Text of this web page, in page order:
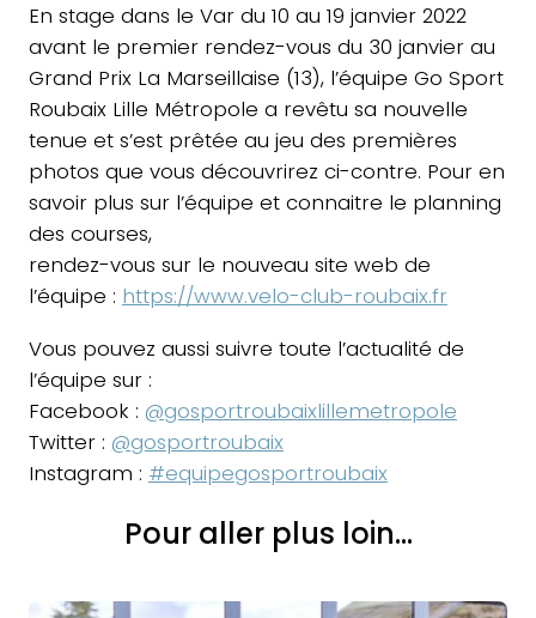
En stage dans le Var du 10 au 19 janvier 2022
avant le premier rendez-vous du 30 janvier au
Grand Prix La Marseillaise (13), l’équipe Go Sport
Roubaix Lille Métropole a revêtu sa nouvelle
tenue et s’est prêtée au jeu des premières
photos que vous découvrirez ci-contre. Pour en
savoir plus sur l’équipe et connaitre le planning
des courses,
rendez-vous sur le nouveau site web de
l’équipe : https://www.velo-club-roubaix.fr
Vous pouvez aussi suivre toute l’actualité de
l’équipe sur :
Facebook : @gosportroubaixlillemetropole
Twitter : @gosportroubaix
Instagram : #equipegosportroubaix
Pour aller plus loin...